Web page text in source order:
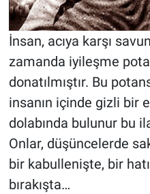
İnsan, acıya karşı
zamanda iyileşme
donatılmıştır. Bu
insanın içinde gizli bir
dolabında bulunur bu
Onlar, düşüncelerde
bir kabullenişte, bir
bırakışta…